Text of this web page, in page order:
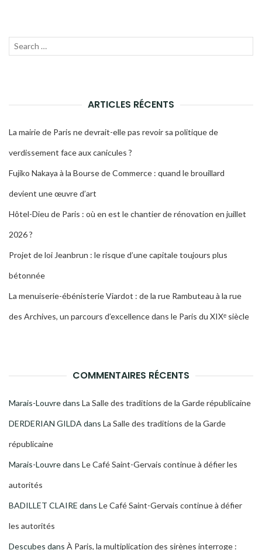
Recherche
ARTICLES RÉCENTS
La mairie de Paris ne devrait-elle pas revoir sa politique de
verdissement face aux canicules ?
Fujiko Nakaya à la Bourse de Commerce : quand le brouillard
devient une œuvre d’art
Hôtel-Dieu de Paris : où en est le chantier de rénovation en juillet
2026 ?
Projet de loi Jeanbrun : le risque d’une capitale toujours plus
bétonnée
La menuiserie-ébénisterie Viardot : de la rue Rambuteau à la rue
des Archives, un parcours d’excellence dans le Paris du XIXᵉ siècle
COMMENTAIRES RÉCENTS
Marais-Louvredans La Salle des traditions de la Garde républicaine
DERDERIAN GILDA dans La Salle des traditions de la Garde
républicaine
Marais-Louvredans Le Café Saint-Gervais continue à défier les
autorités
BADILLET CLAIRE dans Le Café Saint-Gervais continue à défier
les autorités
Descubes dans À Paris, la multiplication des sirènes interroge :